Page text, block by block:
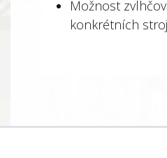
Možnost
konkrétních